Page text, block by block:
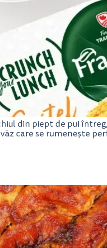
din piept de pui
care se rumenește